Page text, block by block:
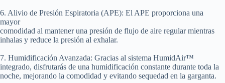
6. Alivio de Presión Espiratoria (APE): El APE proporciona una
mayor
comodidad al mantener una presión de flujo de aire regular mientras
inhalas y reduce la presión al exhalar.
7. Humidificación Avanzada: Gracias al sistema HumidAir™
integrado, disfrutarás de una humidificación constante durante toda la
noche, mejorando la comodidad y evitando sequedad en la garganta.